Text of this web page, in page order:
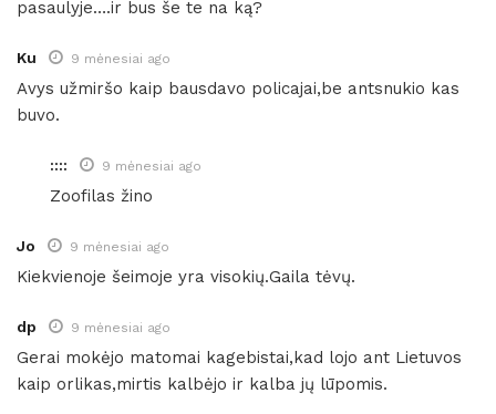
pasaulyje….ir bus še te na ką?
Ku 9 mėnesiai ago
Avys užmiršo kaip bausdavo policajai,be antsnukio kas
buvo.
:::: 9 mėnesiai ago
Zoofilas žino
Jo 9 mėnesiai ago
Kiekvienoje šeimoje yra visokių.Gaila tėvų.
dp 9 mėnesiai ago
Gerai mokėjo matomai kagebistai,kad lojo ant Lietuvos
kaip orlikas,mirtis kalbėjo ir kalba jų lūpomis.